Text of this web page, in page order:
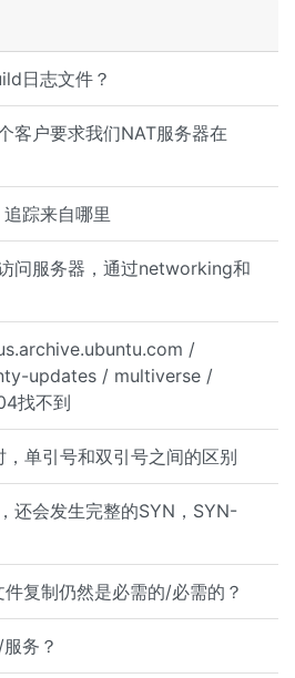
日志文件？
客户要求我们NAT服务器在
踪来自哪里
问服务器，通过networking和
/
updates / multiverse /
找不到
单引号和双引号之间的区别
还会发生完整的SYN，SYN-
复制仍然是必需的/必需的？
务？